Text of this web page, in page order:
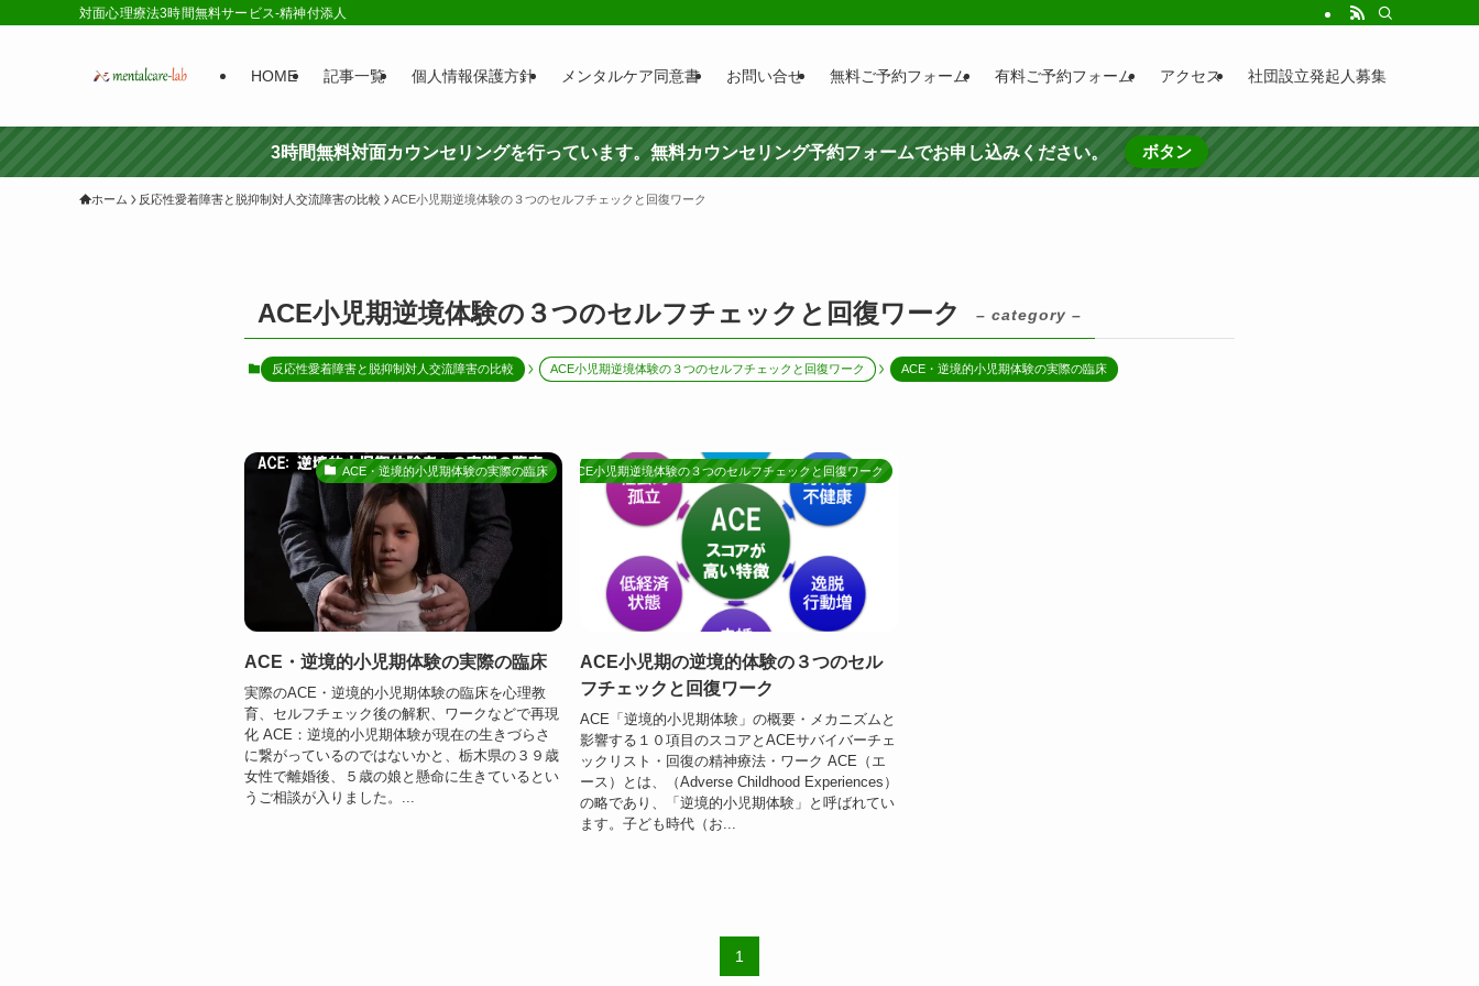
対面心理療法3時間無料サービス-精神付添人
HOME 記事一覧 個人情報保護方針 メンタルケア同意書 お問い合せ 無料ご予約フォーム 有料ご予約フォーム アクセス 社団設立発起人募集
3時間無料対面カウンセリングを行っています。無料カウンセリング予約フォームでお申し込みください。 ボタン
ホーム 反応性愛着障害と脱抑制対人交流障害の比較 ACE小児期逆境体験の３つのセルフチェックと回復ワーク
ACE小児期逆境体験の３つのセルフチェックと回復ワーク – category –
反応性愛着障害と脱抑制対人交流障害の比較 ACE小児期逆境体験の３つのセルフチェックと回復ワーク ACE・逆境的小児期体験の実際の臨床
ACE・逆境的小児期体験の実際の臨床
ACE・逆境的小児期体験の実際の臨床
実際のACE・逆境的小児期体験の臨床を心理教
育、セルフチェック後の解釈、ワークなどで再現
化 ACE：逆境的小児期体験が現在の生きづらさ
に繋がっているのではないかと、栃木県の３９歳
女性で離婚後、５歳の娘と懸命に生きているとい
うご相談が入りました。...
ACE小児期逆境体験の３つのセルフチェックと回復ワーク
ACE小児期の逆境的体験の３つのセル
フチェックと回復ワーク
ACE「逆境的小児期体験」の概要・メカニズムと
影響する１０項目のスコアとACEサバイバーチェ
ックリスト・回復の精神療法・ワーク ACE（エ
ース）とは、（Adverse Childhood Experiences）
の略であり、「逆境的小児期体験」と呼ばれてい
ます。子ども時代（お...
1